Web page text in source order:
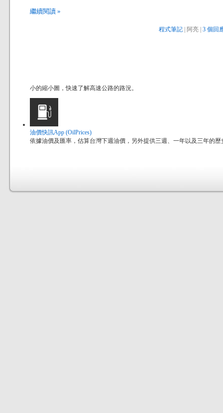
繼續閱讀 »
程式筆記 | 阿亮 | 3 個回
小的縮小圖，快速了解高速公路的路況。
油價快訊App (OilPrices)
依據油價及匯率，估算台灣下週油價，另外提供三週、一年以及三年的